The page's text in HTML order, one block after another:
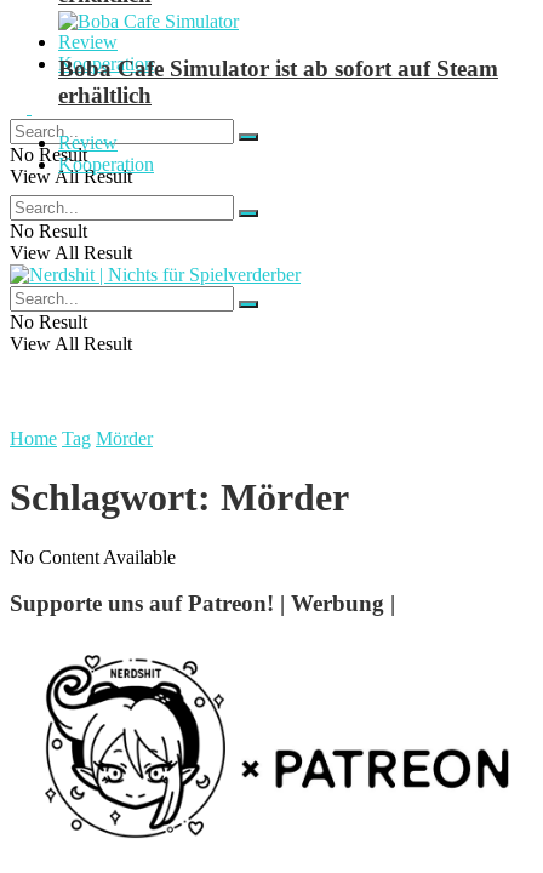
Review
Kooperation
No Result
View All Result
Boba Cafe Simulator ist ab sofort auf Steam
erhältlich
Review
Kooperation
No Result
View All Result
No Result
View All Result
Home Tag Mörder
Schlagwort: Mörder
No Content Available
Supporte uns auf Patreon! | Werbung |